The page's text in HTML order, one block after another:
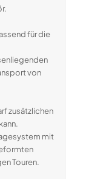
für die
von
zusätzlichen
mit
Touren.